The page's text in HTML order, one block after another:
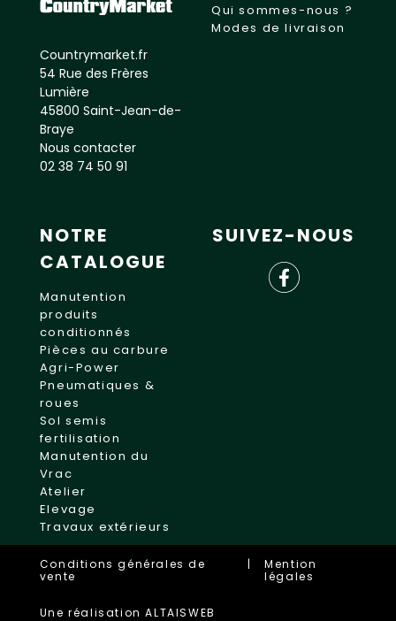
Countrymarket.fr
54 Rue des Frères
Lumière
45800 Saint-Jean-de-
Braye
Nous contacter
02 38 74 50 91
Qui sommes-nous ?
Modes de livraison
NOTRE
CATALOGUE
Manutention
produits
conditionnés
Pièces au carbure
Agri-Power
Pneumatiques &
roues
Sol semis
fertilisation
Manutention du
Vrac
Atelier
Elevage
Travaux extérieurs
SUIVEZ-NOUS
Conditions générales de
vente
|
Mention
légales
Une réalisation ALTAISWEB